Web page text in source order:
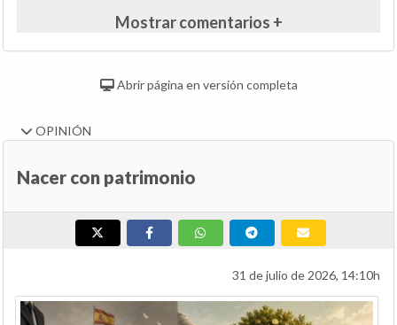
Mostrar comentarios +
Abrir página en versión completa
OPINIÓN
Nacer con patrimonio
31 de julio de 2026, 14:10h